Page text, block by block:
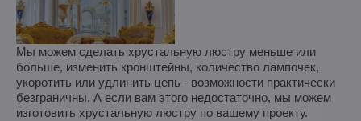
Мы можем сделать хрустальную люстру меньше или
больше, изменить кронштейны, количество лампочек,
укоротить или удлинить цепь - возможности практически
безграничны. А если вам этого недостаточно, мы можем
изготовить хрустальную люстру по вашему проекту.